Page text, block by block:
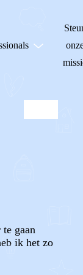
gaan
ik het zo